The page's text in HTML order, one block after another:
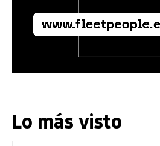
Lo más visto